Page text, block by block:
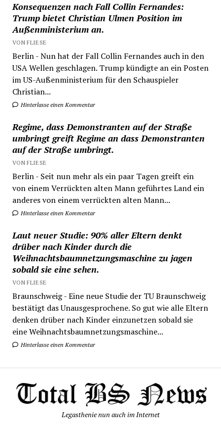
Konsequenzen nach Fall Collin Fernandes:
Trump bietet Christian Ulmen Position im
Außenministerium an.
VON FLIESE
Berlin - Nun hat der Fall Collin Fernandes auch in den
USA Wellen geschlagen. Trump kündigte an ein Posten
im US-Außenministerium für den Schauspieler
Christian...
Hinterlasse einen Kommentar
Regime, dass Demonstranten auf der Straße
umbringt greift Regime an dass Demonstranten
auf der Straße umbringt.
VON FLIESE
Berlin - Seit nun mehr als ein paar Tagen greift ein
von einem Verrückten alten Mann geführtes Land ein
anderes von einem verrückten alten Mann...
Hinterlasse einen Kommentar
Laut neuer Studie: 90% aller Eltern denkt
drüber nach Kinder durch die
Weihnachtsbaumnetzungsmaschine zu jagen
sobald sie eine sehen.
VON FLIESE
Braunschweig - Eine neue Studie der TU Braunschweig
bestätigt das Unausgesprochene. So gut wie alle Eltern
denken drüber nach Kinder einzunetzen sobald sie
eine Weihnachtsbaumnetzungsmaschine...
Hinterlasse einen Kommentar
Legasthenie nun auch im Internet